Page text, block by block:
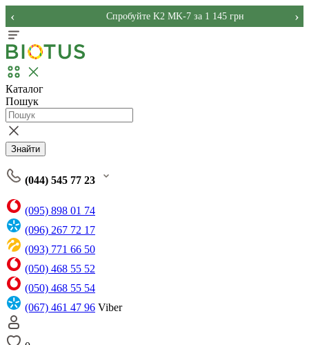
Спробуйте K2 MK-7 за 1 145 грн
‹ ›
Каталог
Пошук
Знайти
(044) 545 77 23
(095) 898 01 74
(096) 267 72 17
(093) 771 66 50
(050) 468 55 52
(050) 468 55 54
(067) 461 47 96 Viber